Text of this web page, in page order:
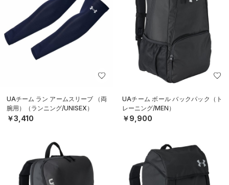
UAチーム ラン アームスリーブ （両
腕用）（ランニング/UNISEX）
￥3,410
UAチーム ボール バックパック（ト
レーニング/MEN）
￥9,900